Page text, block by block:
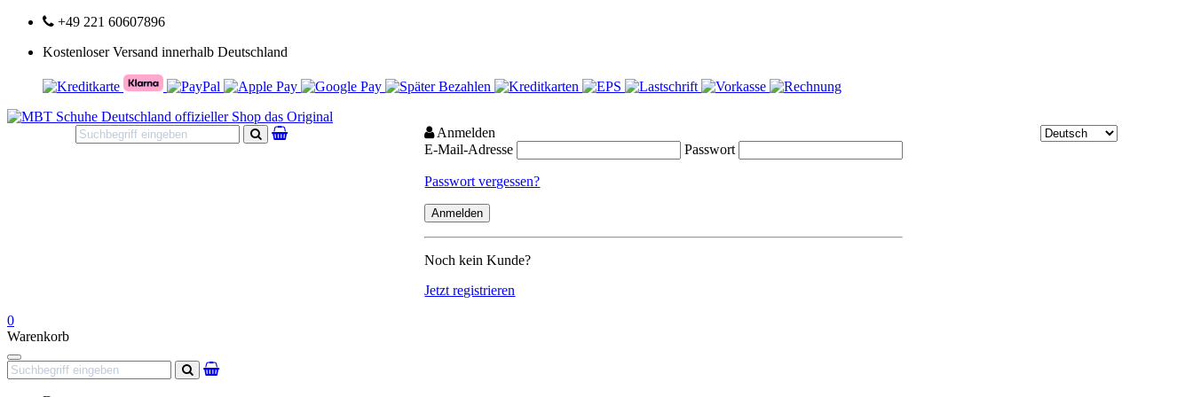
+49 221 60607896
Kostenloser Versand innerhalb Deutschland
Suchen
Anmelden
E-Mail-Adresse
Passwort
Passwort vergessen?
Noch kein Kunde?
Jetzt registrieren
0
Warenkorb
Navigation
Suchen